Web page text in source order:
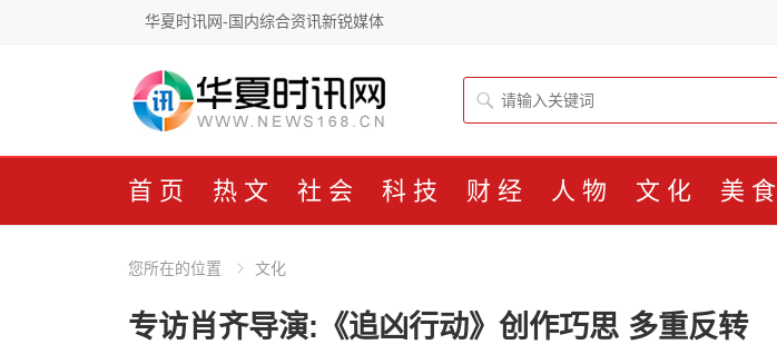
华夏时讯网-国内综合资讯新锐媒体
首页 热文 社会 科技 财经 人物 文化 美食
您所在的位置 文化
专访肖齐导演:《追凶行动》创作巧思 多重反转